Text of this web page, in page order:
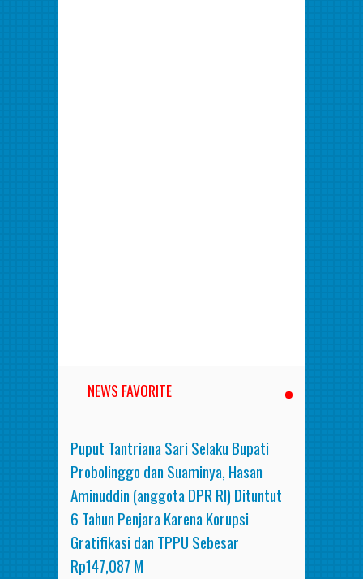
NEWS FAVORITE
Puput Tantriana Sari Selaku Bupati
Probolinggo dan Suaminya, Hasan
Aminuddin (anggota DPR RI) Dituntut
6 Tahun Penjara Karena Korupsi
Gratifikasi dan TPPU Sebesar
Rp147,087 M